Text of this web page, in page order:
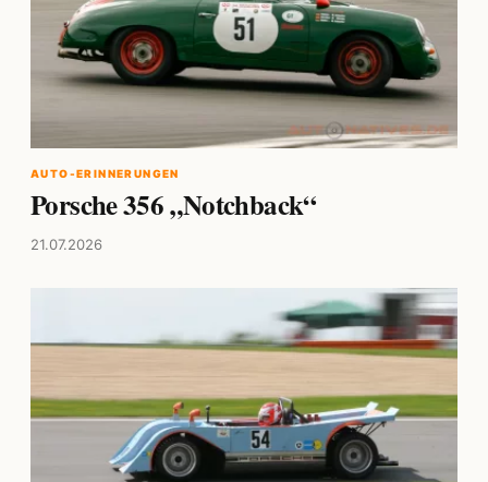
AUTO-ERINNERUNGEN
Porsche 356 „Notchback“
21.07.2026